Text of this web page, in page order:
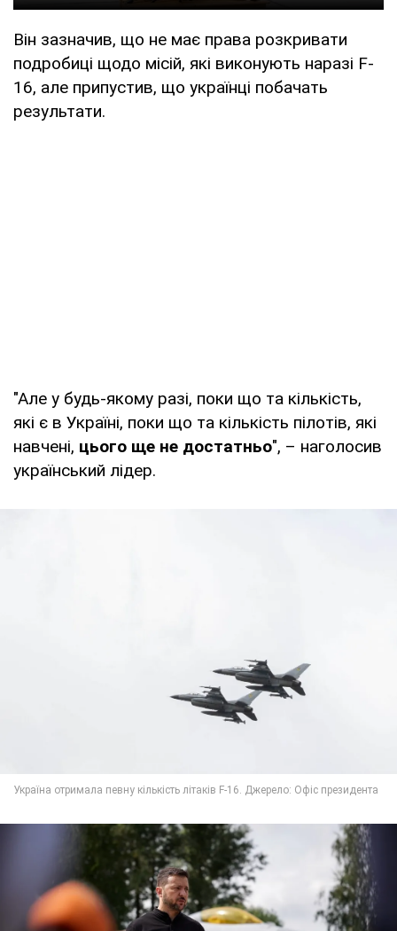
Він зазначив, що не має права розкривати
подробиці щодо місій, які виконують наразі F-
16, але припустив, що українці побачать
результати.
"Але у будь-якому разі, поки що та кількість,
які є в Україні, поки що та кількість пілотів, які
навчені, цього ще не достатньо", – наголосив
український лідер.